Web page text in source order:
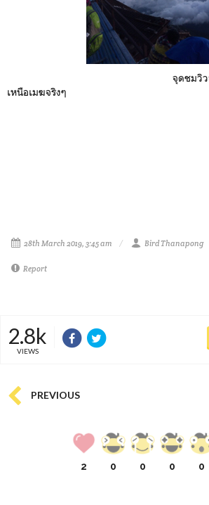
จุดชมวิวจากบริเวณ
เหนือเมฆจริงๆ
28th March 2019, 3:45 am Bird Thanapong
Report
2.8k
VIEWS
PREVIOUS
2 0 0 0 0